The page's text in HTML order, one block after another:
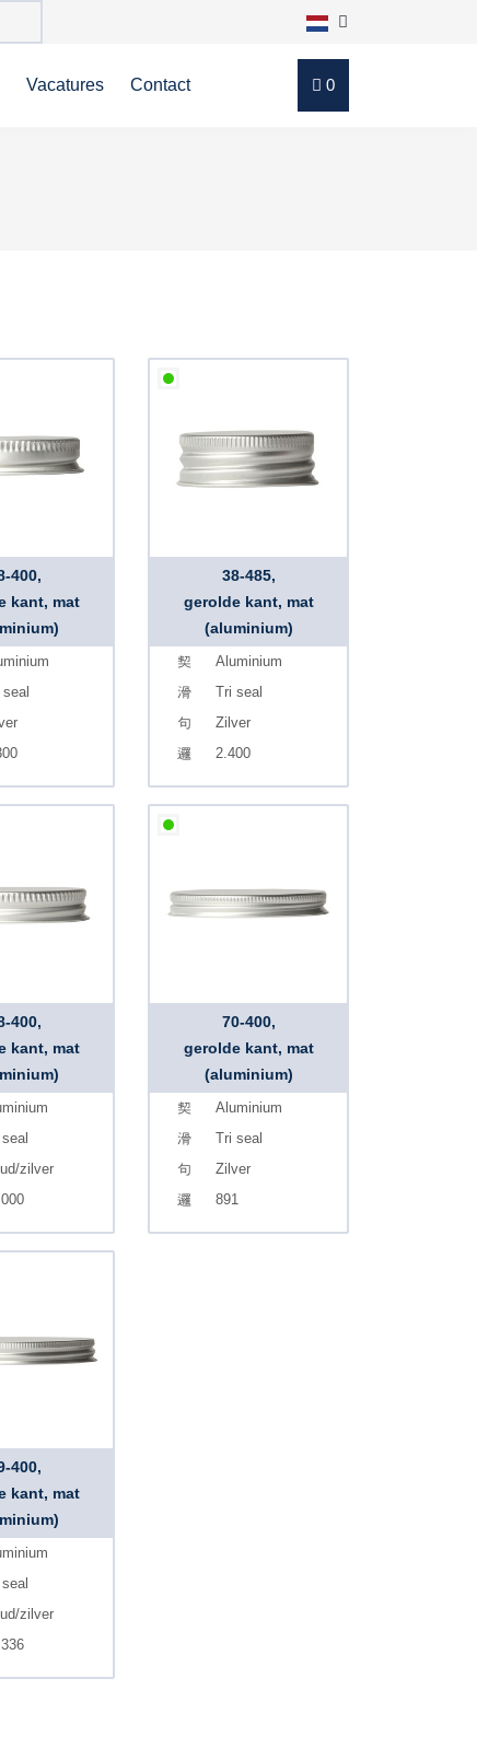
Vacatures Contact 0
400,
kant, mat
38-485,
gerolde kant, mat
(aluminium)
Aluminium
Tri seal
Zilver
2.400
400,
kant, mat
zilver
70-400,
gerolde kant, mat
(aluminium)
Aluminium
Tri seal
Zilver
891
400,
kant, mat
zilver